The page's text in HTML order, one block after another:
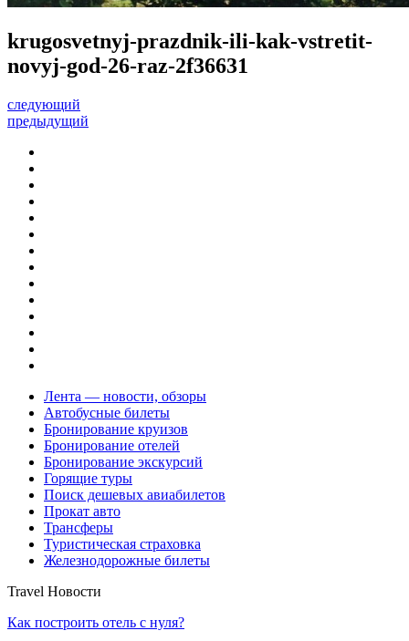
krugosvetnyj-prazdnik-ili-kak-vstretit-
novyj-god-26-raz-2f36631
следующий
предыдущий
Лента — новости, обзоры
Автобусные билеты
Бронирование круизов
Бронирование отелей
Бронирование экскурсий
Горящие туры
Поиск дешевых авиабилетов
Прокат авто
Трансферы
Туристическая страховка
Железнодорожные билеты
Travel Новости
Как построить отель с нуля?